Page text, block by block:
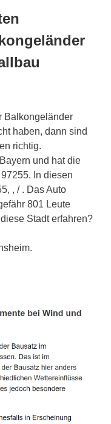
Balkongeländer
haben, dann sind
richtig.
und hat die
In diesen
, / . Das Auto
801 Leute
Stadt erfahren?